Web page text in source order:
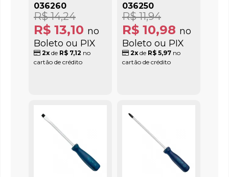
036260
R$ 13,10 no
Boleto ou PIX
R$ 14,24
2x de R$ 7,12 no
cartão de crédito
036250
R$ 10,98 no
Boleto ou PIX
R$ 11,94
2xde R$ 5,97no
cartão de crédito